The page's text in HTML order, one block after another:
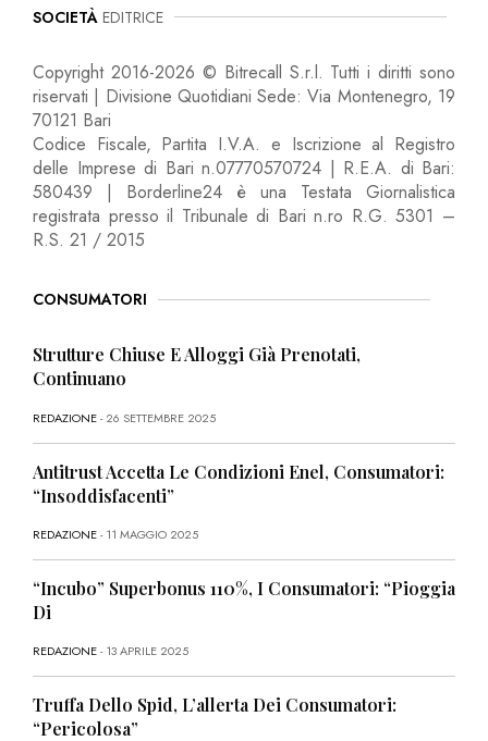
SOCIETÀ EDITRICE
Copyright 2016-2026 © Bitrecall S.r.l. Tutti i diritti sono
riservati | Divisione Quotidiani Sede: Via Montenegro, 19
70121 Bari
Codice Fiscale, Partita I.V.A. e Iscrizione al Registro
delle Imprese di Bari n.07770570724 | R.E.A. di Bari:
580439 | Borderline24 è una Testata Giornalistica
registrata presso il Tribunale di Bari n.ro R.G. 5301 –
R.S. 21 / 2015
CONSUMATORI
Strutture Chiuse E Alloggi Già Prenotati,
Continuano
REDAZIONE- 26 SETTEMBRE 2025
Antitrust Accetta Le Condizioni Enel, Consumatori:
“Insoddisfacenti”
REDAZIONE- 11 MAGGIO 2025
“Incubo” Superbonus 110%, I Consumatori: “Pioggia
Di
REDAZIONE- 13 APRILE 2025
Truffa Dello Spid, L’allerta Dei Consumatori:
“Pericolosa”